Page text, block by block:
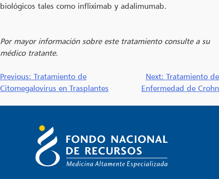
biológicos tales como infliximab y adalimumab.
Por mayor información sobre este tratamiento consulte a su
médico tratante.
Navegación
de
Previous: Tratamiento de
Citomegalovirus en Trasplantes
Next: Tratamiento de
Enfermedad de Crohn